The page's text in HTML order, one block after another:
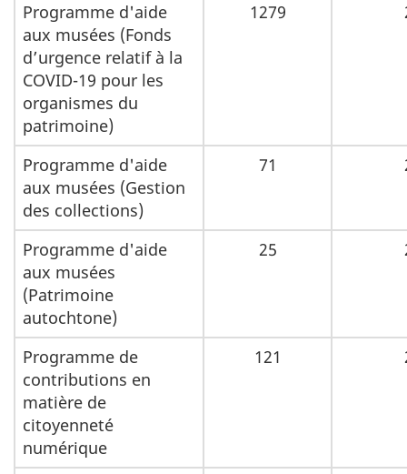
Programme d'aide
aux musées (Fonds
d’urgence relatif à la
COVID-19 pour les
organismes du
patrimoine)
1279
Programme d'aide
aux musées (Gestion
des collections)
71
Programme d'aide
aux musées
(Patrimoine
autochtone)
25
Programme de
contributions en
matière de
citoyenneté
numérique
121